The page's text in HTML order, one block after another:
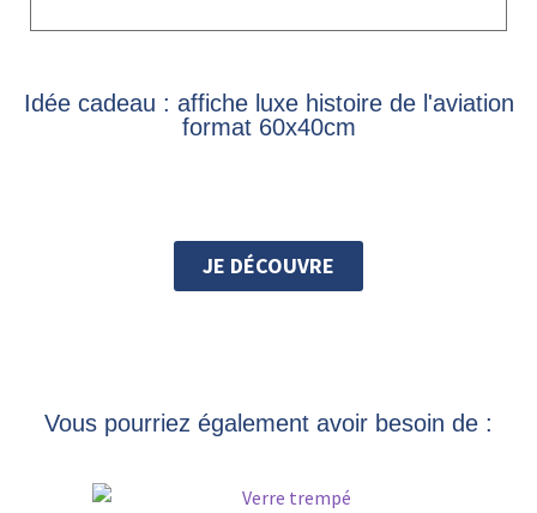
Idée cadeau : affiche luxe histoire de l'aviation
format 60x40cm
JE DÉCOUVRE
Vous pourriez également avoir besoin de :